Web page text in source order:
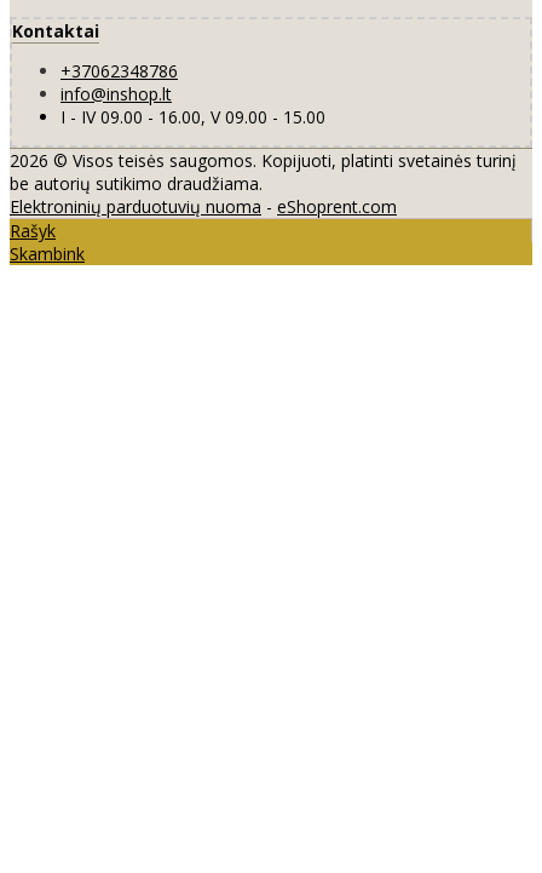
Kontaktai
+37062348786
info@inshop.lt
I - IV 09.00 - 16.00, V 09.00 - 15.00
2026 © Visos teisės saugomos. Kopijuoti, platinti svetainės turinį
be autorių sutikimo draudžiama.
Elektroninių parduotuvių nuoma - eShoprent.com
Rašyk
Skambink